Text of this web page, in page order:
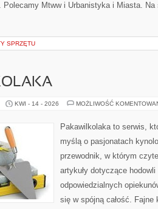
Polecamy Mtww i Urbanistyka i Miasta.
SPRZĘTU
KWI - 14 - 2026 MOŻLIWOŚĆ
Pakawilkolaka to serwis,
myślą o pasjonatach
przewodnik, w którym
artykuły dotyczące
odpowiedzialnych
się w spójną całość.